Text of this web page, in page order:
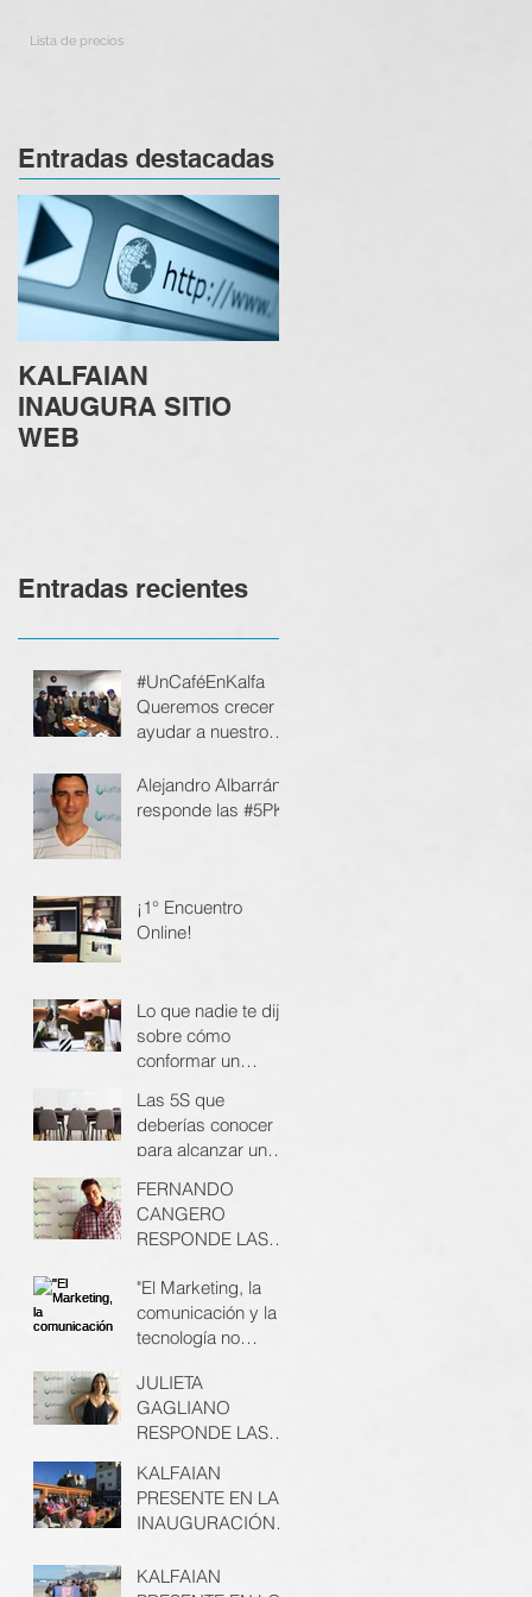
Lista de precios
Entradas destacadas
KALFAIAN
INAUGURA SITIO
WEB
Entradas recientes
#UnCaféEnKalfa
Queremos crecer y
ayudar a nuestros
Alejandro Albarrán
responde las #5PK
¡1° Encuentro
Online!
Lo que nadie te dijo
sobre cómo
conformar un
exitoso
Las 5S que
deberías conocer
para alcanzar un
altamente
productivo
FERNANDO
CANGERO
RESPONDE LAS
KALFAIAN #5PK
"El Marketing, la
comunicación y la
tecnología no
permanecer ajenos
a ninguna
organizaci
JULIETA
GAGLIANO
RESPONDE LAS
KALFAIAN #5PK
KALFAIAN
PRESENTE EN LA
INAUGURACIÓN
ESCUELA
KALFAIAN